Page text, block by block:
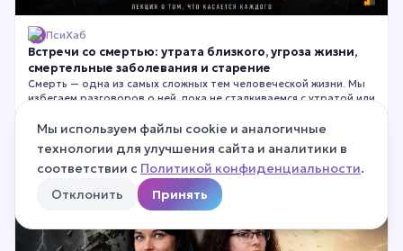
ПсиХаб
Встречи со смертью: утрата близкого, угроза жизни,
смертельные заболевания и старение
Смерть — одна из самых сложных тем человеческой жизни. Мы
избегаем разговоров о ней, пока не сталкиваемся с утратой или
поговорим о переживании смерти, горя и неизлечимой болезни
с позиции современной психологии. Без мистики, банальных
утешений и готовых рецептов — только честный, глубокий и
профессиональный разговор о том, как психика проживает
самые тяжёлые испытания.
⏱1 ч 25 мин
2 500₽ −60% 1 000₽
Мы используем файлы cookie и аналогичные
технологии для улучшения сайта и аналитики в
соответствии с Политикой конфиденциальности.
Отклонить
Принять